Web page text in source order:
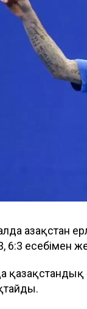
Қазақстан
6:3 есебімен
қазақстандық